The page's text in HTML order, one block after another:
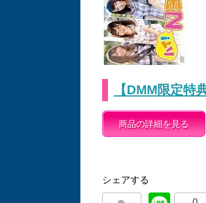
【DMM限定
商品の詳細を見る
シェアする